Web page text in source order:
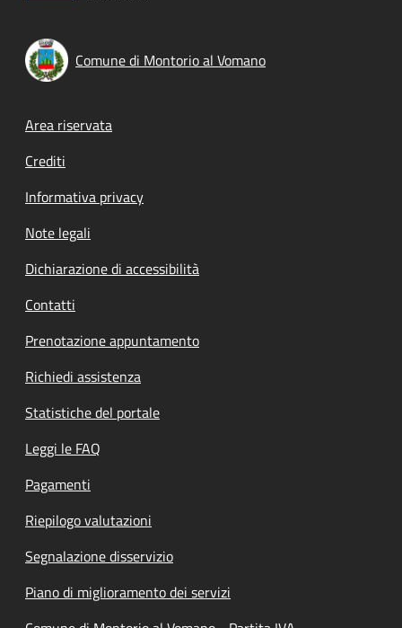
Comune di Montorio al Vomano
Footer menu
Area riservata
Crediti
Informativa privacy
Note legali
Dichiarazione di accessibilità
Contatti
Prenotazione appuntamento
Richiedi assistenza
Statistiche del portale
Leggi le FAQ
Pagamenti
Riepilogo valutazioni
Segnalazione disservizio
Piano di miglioramento dei servizi